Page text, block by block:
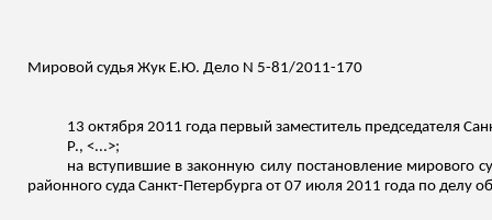
Мировой судья Жук Е.Ю. Дело N 5-81/2011-170
13 октября 2011 года первый заместитель председателя
Р., <...>;
на вступившие в законную силу постановление мирового
районного суда Санкт-Петербурга от 07 июля 2011 года по